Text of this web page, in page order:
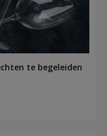
te begeleiden